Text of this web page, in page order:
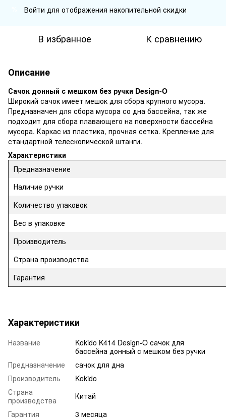
Войти для отображения накопительной скидки
В избранное К сравнению
Описание
Сачок донный с мешком без ручки Design-O
Широкий сачок имеет мешок для сбора крупного мусора.
Предназначен для сбора мусора со дна бассейна, так же
подходит для сбора плавающего на поверхности бассейна
мусора. Каркас из пластика, прочная сетка. Крепление для
стандартной телескопической штанги.
Характеристики
Предназначение
Наличие ручки
Количество упаковок
Вес в упаковке
Производитель
Страна производства
Гарантия
Характеристики
Название
Kokido K414 Design-O сачок для
бассейна донный с мешком без ручки
Предназначение
сачок для дна
Производитель
Kokido
Страна
производства
Китай
Гарантия
3 месяца